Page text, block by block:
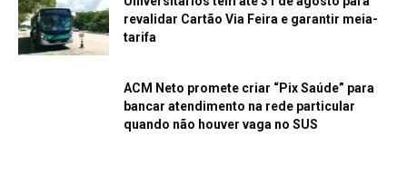
revalidar Cartão Via Feira e garantir meia-
tarifa
ACM Neto promete criar “Pix Saúde” para
bancar atendimento na rede particular
quando não houver vaga no SUS